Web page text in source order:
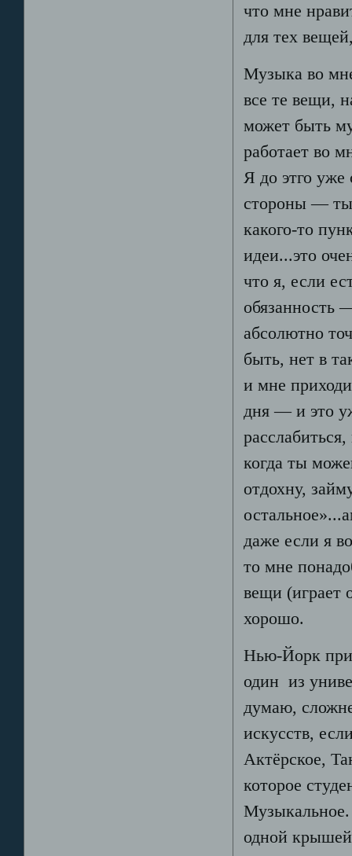
что мне
для тех
Музыка во
все те вещи,
может быть
работает во
Я до этго уже
стороны — ты
какого-то
идеи...это
что я, если
обязанность
абсолютно
быть, нет в
и мне
дня — и это
когда ты
отдохну,
даже если я
то мне
вещи (играет
хорошо.
Нью-Йорк
один из
думаю,
искусств,
Актёрское,
которое
одной